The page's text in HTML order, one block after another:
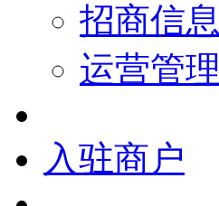
招商信息
运营管理
入驻商户